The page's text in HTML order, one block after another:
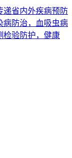
递省内外疾病预防
病防治，血吸虫病
检验防护，健康